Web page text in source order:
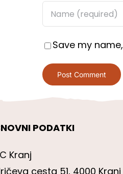
Save my
PODATKI
Kranj
cesta 51, 4000 Kranj